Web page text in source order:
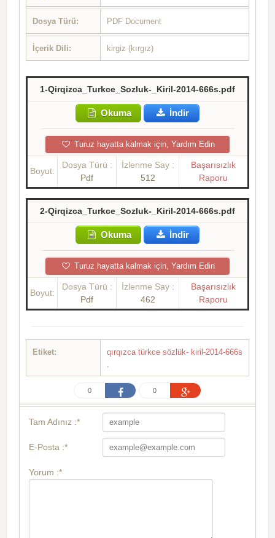
Dosya Türü: PDF Document
İçerik Dili: kirgiz (kırgız)
1-Qirqizca_Turkce_Sozluk-_Kiril-2014-666s.pdf
Okuma İndir
Turuz hayatta kalmak için, Yardım Edin
Boyut:
Dosya Türü :
Pdf
İzlenme Say :
512
Başarısızlık
Raporu
2-Qirqizca_Turkce_Sozluk-_Kiril-2014-666s.pdf
Okuma İndir
Turuz hayatta kalmak için, Yardım Edin
Boyut:
Dosya Türü :
Pdf
İzlenme Say :
462
Başarısızlık
Raporu
Etiket:
qırqızca türkce sözlük- kiril-2014-666s
,
0 0
Tam Adınız :*
E-Posta :*
Yorum :*